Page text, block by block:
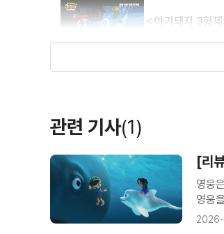
＜아기돼지 3형
＜리틀 엘렌: 외
＜아야와 마녀＞
관련 기사(1)
[리
영웅
영웅
는 마